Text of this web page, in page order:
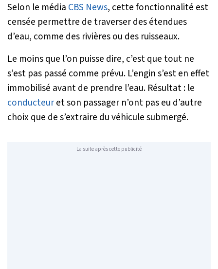
Selon le média CBS News, cette fonctionnalité est
censée permettre de traverser des étendues
d’eau, comme des rivières ou des ruisseaux.
Le moins que l’on puisse dire, c’est que tout ne
s’est pas passé comme prévu. L’engin s’est en effet
immobilisé avant de prendre l’eau. Résultat : le
conducteuret son passager n’ont pas eu d’autre
choix que de s’extraire du véhicule submergé.
La suite après cette publicité